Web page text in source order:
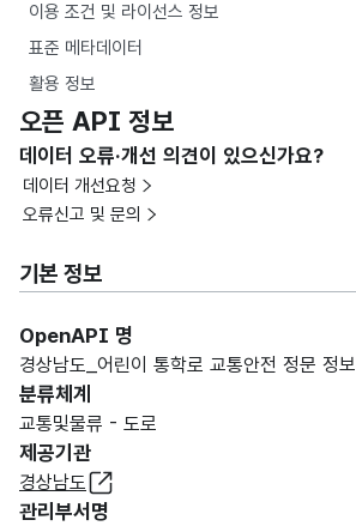
이용 조건 및 라이선스 정보
표준 메타데이터
활용 정보
오픈 API 정보
데이터 오류·개선 의견이 있으신가요?
데이터 개선요청
오류신고 및 문의
기본 정보
OpenAPI 명
경상남도_어린이 통학로 교통안전 정문 정보
분류체계
교통및물류 - 도로
제공기관
경상남도
관리부서명